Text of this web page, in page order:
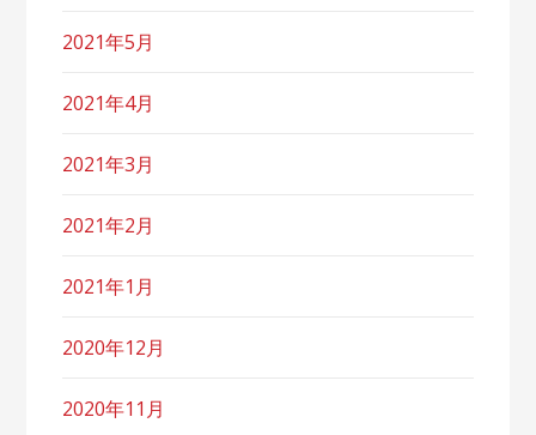
2021年5月
2021年4月
2021年3月
2021年2月
2021年1月
2020年12月
2020年11月